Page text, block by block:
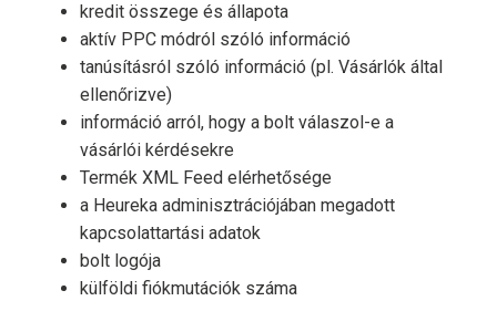
kredit összege és állapota
aktív PPC módról szóló információ
tanúsításról szóló információ (pl. Vásárlók által
ellenőrizve)
információ arról, hogy a bolt válaszol-e a
vásárlói kérdésekre
Termék XML Feed elérhetősége
a Heureka adminisztrációjában megadott
kapcsolattartási adatok
bolt logója
külföldi fiókmutációk száma